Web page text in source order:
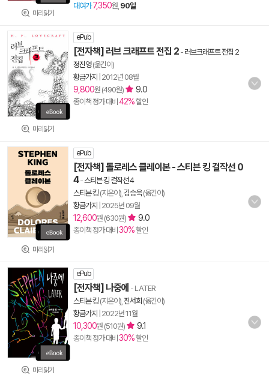
미리읽기
대여가 7,350원, 90일
미리읽기
ePub
[전자책] 러브 크래프트 전집 2 - 러브크래프트 전집 2
정진영(옮긴이)
황금가지
2012년 08월
9,800원 (490원) 9.0
종이책 정가 대비 42%할인
미리읽기
ePub
[전자책] 돌로레스 클레이본 - 스티븐 킹 걸작선 0
4-스티븐 킹 걸작선 4
스티븐 킹 (지은이), 김승욱(옮긴이)
황금가지
2025년 09월
12,600원 (630원) 9.0
종이책 정가 대비 30%할인
미리읽기
ePub
[전자책] 나중에 - LATER
스티븐 킹 (지은이), 진서희 (옮긴이)
황금가지
2022년 11월
10,300원 (510원) 9.1
종이책 정가 대비 30%할인